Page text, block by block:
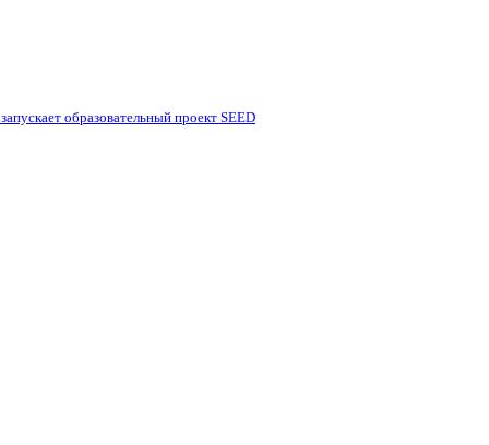
образовательный проект SEED